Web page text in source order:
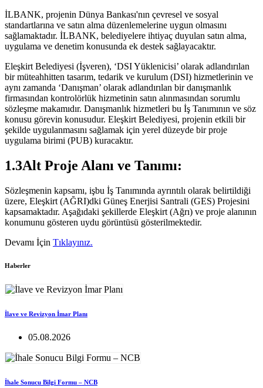
İLBANK, projenin Dünya Bankası'nın çevresel ve sosyal
standartlarına ve satın alma düzenlemelerine uygun olmasını
sağlamaktadır. İLBANK, belediyelere ihtiyaç duyulan satın alma,
uygulama ve denetim konusunda ek destek sağlayacaktır.
Eleşkirt Belediyesi (İşveren), ‘DSI Yüklenicisi’ olarak adlandırılan
bir müteahhitten tasarım, tedarik ve kurulum (DSI) hizmetlerinin ve
aynı zamanda ‘Danışman’ olarak adlandırılan bir danışmanlık
firmasından kontrolörlük hizmetinin satın alınmasından sorumlu
sözleşme makamıdır. Danışmanlık hizmetleri bu İş Tanımının ve söz
konusu görevin konusudur. Eleşkirt Belediyesi, projenin etkili bir
şekilde uygulanmasını sağlamak için yerel düzeyde bir proje
uygulama birimi (PUB) kuracaktır.
1.3Alt Proje Alanı ve Tanımı:
Sözleşmenin kapsamı, işbu İş Tanımında ayrıntılı olarak belirtildiği
üzere, Eleşkirt (AĞRI)dki Güneş Enerjisi Santrali (GES) Projesini
kapsamaktadır. Aşağıdaki şekillerde Eleşkirt (Ağrı) ve proje alanının
konumunu gösteren uydu görüntüsü gösterilmektedir.
Devamı İçin Tıklayınız.
Haberler
İlave ve Revizyon İmar Planı
05.08.2026
İhale Sonucu Bilgi Formu – NCB